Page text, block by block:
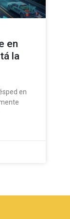
en
la
en